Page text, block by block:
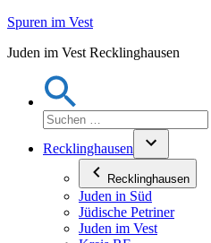
Zum
springen
Spuren im Vest
Juden im Vest Recklinghausen
Suchen
nach:
Recklinghausen
Recklinghausen
Juden in Süd
Jüdische Petriner
Juden im Vest